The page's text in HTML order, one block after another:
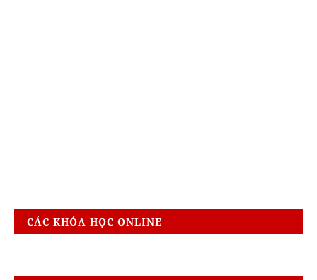
CÁC KHÓA HỌC ONLINE